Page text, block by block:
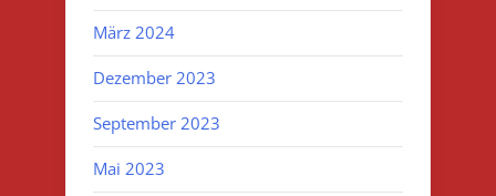
März 2024
Dezember 2023
September 2023
Mai 2023